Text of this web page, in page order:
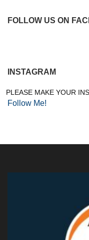
FOLLOW US ON
INSTAGRAM
PLEASE MAKE YOUR
Follow Me!